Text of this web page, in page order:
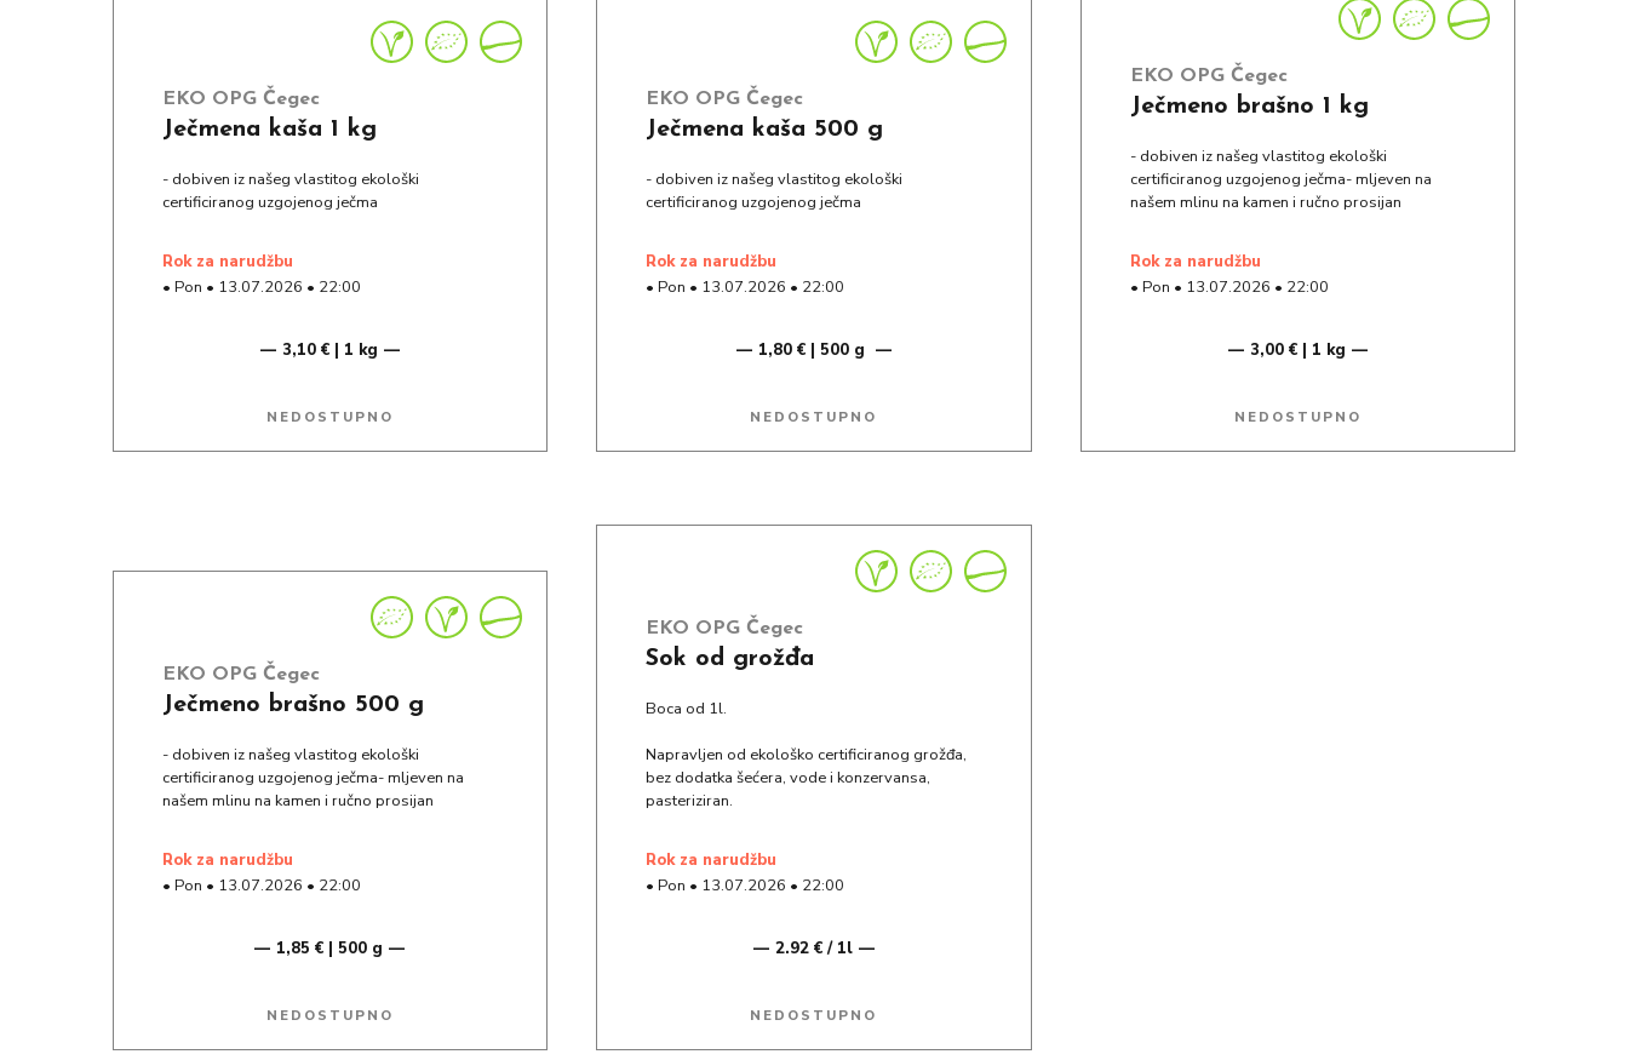
EKO OPG Čegec
Ječmena kaša 1 kg
- dobiven iz našeg vlastitog ekološki
certificiranog uzgojenog ječma
rok za narudžbu
• Pon • 13.07.2026 • 22:00
3,10 € | 1 kg
NEDOSTUPNO
EKO OPG Čegec
Ječmena kaša 500 g
- dobiven iz našeg vlastitog ekološki
certificiranog uzgojenog ječma
rok za narudžbu
•Pon • 13.07.2026 • 22:00
1,80 € | 500 g
NEDOSTUPNO
EKO OPG Čegec
Ječmeno brašno 1 kg
- dobiven iz našeg vlastitog ekološki
certificiranog uzgojenog ječma- mljeven na
našem mlinu na kamen i ručno prosijan
rok za narudžbu
• Pon • 13.07.2026 • 22:00
3,00 € | 1 kg
NEDOSTUPNO
EKO OPG Čegec
Ječmeno brašno 500 g
- dobiven iz našeg vlastitog ekološki
certificiranog uzgojenog ječma- mljeven na
našem mlinu na kamen i ručno prosijan
rok za narudžbu
• Pon • 13.07.2026 • 22:00
1,85 € | 500 g
NEDOSTUPNO
EKO OPG Čegec
Sok od grožđa
Boca od 1l.
Napravljen od ekološko certificiranog grožđa,
bez dodatka šećera, vode i konzervansa,
pasteriziran.
rok za narudžbu
•Pon • 13.07.2026 • 22:00
2.92 € / 1l
NEDOSTUPNO